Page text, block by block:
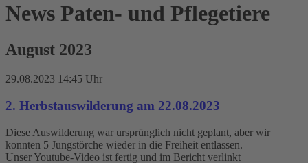
News Paten- und Pflegetiere
August 2023
29.08.2023 14:45 Uhr
2. Herbstauswilderung am 22.08.2023
Diese Auswilderung war ursprünglich nicht geplant, aber wir
konnten 5 Jungstörche wieder in die Freiheit entlassen.
Unser Youtube-Video ist fertig und im Bericht verlinkt